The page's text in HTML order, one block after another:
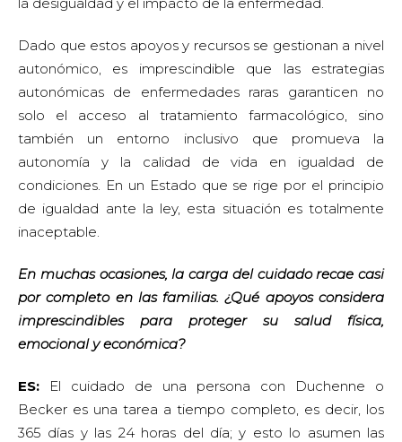
Dado que estos apoyos y recursos se gestionan a nivel
autonómico, es imprescindible que las estrategias
autonómicas de enfermedades raras garanticen no
solo el acceso al tratamiento farmacológico, sino
también un entorno inclusivo que promueva la
autonomía y la calidad de vida en igualdad de
condiciones. En un Estado que se rige por el principio
de igualdad ante la ley, esta situación es totalmente
inaceptable.
En muchas ocasiones, la carga del cuidado recae casi
por completo en las familias. ¿Qué apoyos considera
imprescindibles para proteger su salud física,
emocional y económica?
ES: El cuidado de una persona con Duchenne o
Becker es una tarea a tiempo completo, es decir, los
365 días y las 24 horas del día; y esto lo asumen las